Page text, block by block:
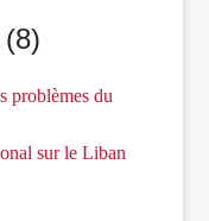
problèmes du
sur le Liban